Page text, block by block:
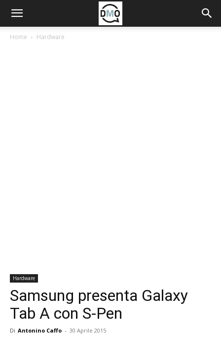
Home Hardware
Hardware
Samsung presenta Galaxy
Tab A con S-Pen
Di Antonino Caffo - 30 Aprile 2015